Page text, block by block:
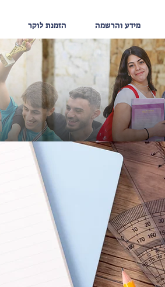
מידע והרשמה הזמנת לוקר